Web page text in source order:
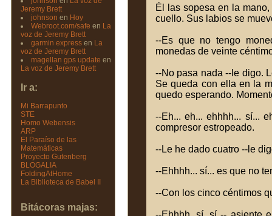
Él las sopesa en la
cuello. Sus labios se
--Es que no tengo
monedas de veinte
--No pasa nada --le digo.
Se queda con ella en la
quedo esperando.
--Eh... eh... ehhhh... sí...
compresor estropeado.
--Le he dado cuatro --le
--Ehhhh... sí... es que no
--Con los cinco céntimos
Jeremy Brett
johnson en Hoy
Webroot.com/safe en La
voz de Jeremy Brett
garmin express en La
voz de Jeremy Brett
magellan gps update en
La voz de Jeremy Brett
Ir a:
Mi Barrapunto
STE
Homo Webensis
ARP
El Paraíso de las
Matemáticas
Proyecto Gutenberg
BLOGALIA
FoldingAtHome
La Biblioteca de Babel II
Bitácoras majas: